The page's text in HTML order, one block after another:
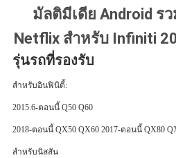
มัลติมีเดีย Android ร
Netflix สำหรับ Infiniti
รุ่นรถที่รองรับ
สำหรับอินฟินิตี้:
2015.6-ตอนนี้ Q50 Q60
2018-ตอนนี้ QX50 QX60 2017-ตอนนี้ QX80
สำหรับนิสสัน